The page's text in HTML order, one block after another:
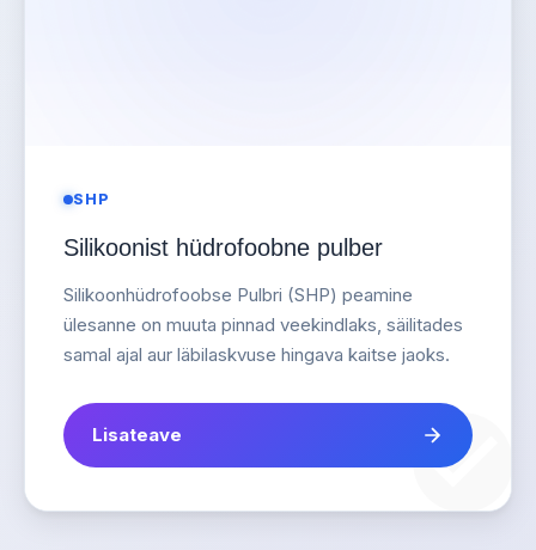
SHP
Silikoonist hüdrofoobne pulber
Silikoonhüdrofoobse Pulbri (SHP) peamine
ülesanne on muuta pinnad veekindlaks, säilitades
samal ajal aur läbilaskvuse hingava kaitse jaoks.
Lisateave